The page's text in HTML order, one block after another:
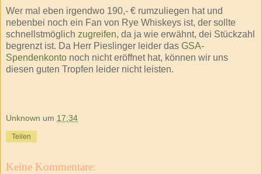
Wer mal eben irgendwo 190,- € rumzuliegen hat und
nebenbei noch ein Fan von Rye Whiskeys ist, der sollte
schnellstmöglich zugreifen, da ja wie erwähnt, dei Stückzahl
begrenzt ist. Da Herr Pieslinger leider das GSA-
Spendenkonto noch nicht eröffnet hat, können wir uns
diesen guten Tropfen leider nicht leisten.
Unknown um 17:34
Teilen
Keine Kommentare: